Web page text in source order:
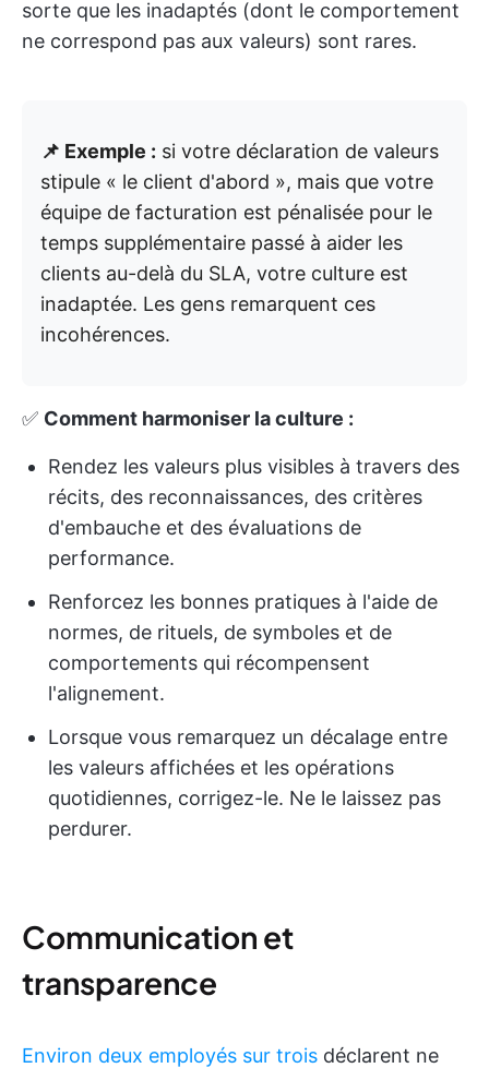
sorte que les inadaptés (dont le comportement
ne correspond pas aux valeurs) sont rares.
📌 Exemple : si votre déclaration de valeurs
stipule « le client d'abord », mais que votre
équipe de facturation est pénalisée pour le
temps supplémentaire passé à aider les
clients au-delà du SLA, votre culture est
inadaptée. Les gens remarquent ces
incohérences.
✅ Comment harmoniser la culture :
Rendez les valeurs plus visibles à travers des
récits, des reconnaissances, des critères
d'embauche et des évaluations de
performance.
Renforcez les bonnes pratiques à l'aide de
normes, de rituels, de symboles et de
comportements qui récompensent
l'alignement.
Lorsque vous remarquez un décalage entre
les valeurs affichées et les opérations
quotidiennes, corrigez-le. Ne le laissez pas
perdurer.
Communication et
transparence
Environ deux employés sur trois déclarent ne